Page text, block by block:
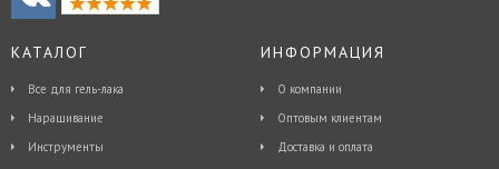
КАТАЛОГ
Все для гель-лака
Наращивание
Инструменты
ИНФОРМАЦИЯ
О компании
Оптовым клиентам
Доставка и оплата